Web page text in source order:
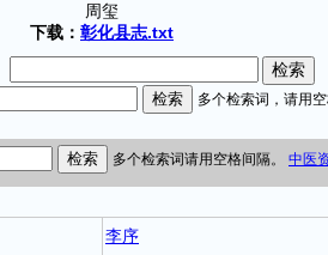
周玺
下载： 彰化县志.txt
李序